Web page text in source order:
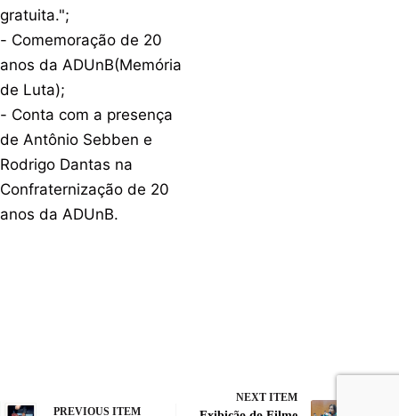
gratuita.";
- Comemoração de 20
anos da ADUnB(Memória
de Luta);
- Conta com a presença
de Antônio Sebben e
Rodrigo Dantas na
Confraternização de 20
anos da ADUnB.
PREVIOUS ITEM
NEXT ITEM